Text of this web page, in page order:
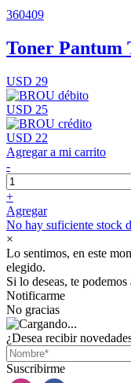
360409
Toner Pantum
USD 29
USD 25
USD 22
Agregar a mi carrito
-
+
Agregar
No hay suficiente stock
×
Lo sentimos, en este
elegido.
Si lo deseas, te
Notificarme
No gracias
¿Desea recibir
Suscribirme